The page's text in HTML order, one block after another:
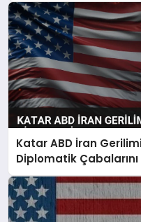
Katar ABD İran
Diplomatik